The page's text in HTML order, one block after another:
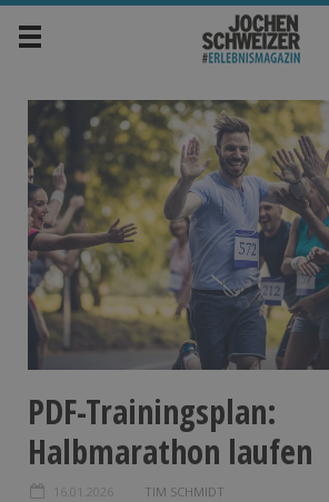
PDF-Trainingsplan:
Halbmarathon laufen
16.01.2026
TIM SCHMIDT